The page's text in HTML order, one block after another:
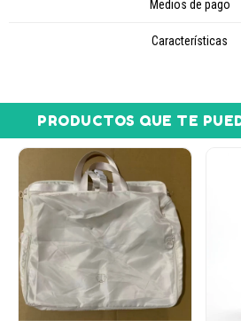
Medios de pago
Características
PRODUCTOS QUE TE